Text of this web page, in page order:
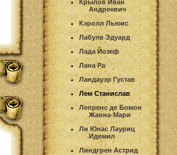
Крылов Иван
Андреевич
Кэролл Льюис
Лабуле Эдуард
Лада Йозеф
Лана Ра
Ландауэр Густав
Лем Станислав
Лепренс де Бомон
Жанна-Мари
Ли Юнас Лауриц
Идемил
Линдгрен Астрид